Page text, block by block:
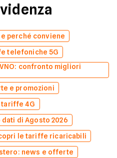
e perché conviene
telefoniche 5G
confronto migliori
e promozioni
4G
di Agosto 2026
le tariffe ricaricabili
news e offerte